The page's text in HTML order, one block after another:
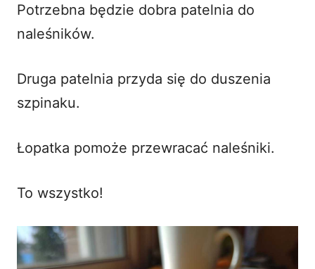
Potrzebna będzie dobra patelnia do
naleśników.
Druga patelnia przyda się do duszenia
szpinaku.
Łopatka pomoże przewracać naleśniki.
To wszystko!